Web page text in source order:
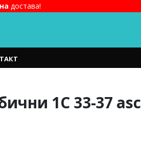
достава!
1C 33-37 asc